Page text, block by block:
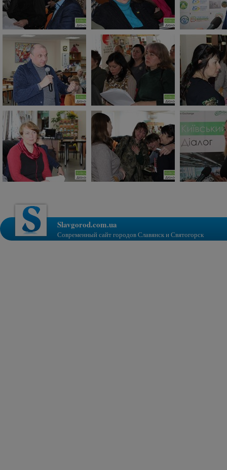
Slavgorod.com.ua
Современный сайт городов Славянск и Святогорск